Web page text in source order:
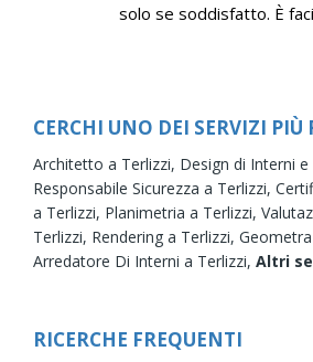
solo se soddisfatto. È
CERCHI UNO DEI SERVIZI PIÙ
Architetto a Terlizzi, Design di Interni
Responsabile Sicurezza a Terlizzi,
a Terlizzi, Planimetria a Terlizzi,
Terlizzi, Rendering a Terlizzi,
Arredatore Di Interni a Terlizzi, Altri
RICERCHE FREQUENTI